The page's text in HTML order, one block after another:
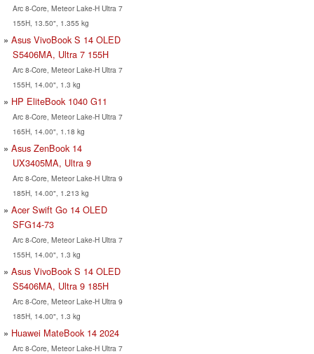
Arc 8-Core, Meteor Lake-H Ultra 7
155H, 13.50", 1.355 kg
Asus VivoBook S 14 OLED
S5406MA, Ultra 7 155H
Arc 8-Core, Meteor Lake-H Ultra 7
155H, 14.00", 1.3 kg
HP EliteBook 1040 G11
Arc 8-Core, Meteor Lake-H Ultra 7
165H, 14.00", 1.18 kg
Asus ZenBook 14
UX3405MA, Ultra 9
Arc 8-Core, Meteor Lake-H Ultra 9
185H, 14.00", 1.213 kg
Acer Swift Go 14 OLED
SFG14-73
Arc 8-Core, Meteor Lake-H Ultra 7
155H, 14.00", 1.3 kg
Asus VivoBook S 14 OLED
S5406MA, Ultra 9 185H
Arc 8-Core, Meteor Lake-H Ultra 9
185H, 14.00", 1.3 kg
Huawei MateBook 14 2024
Arc 8-Core, Meteor Lake-H Ultra 7